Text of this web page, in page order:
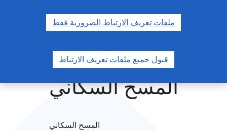
ملفات تعريف الارتباط الضرورية فقط
قبول جميع ملفات تعريف الارتباط
المسح السكاني
المسح السكاني